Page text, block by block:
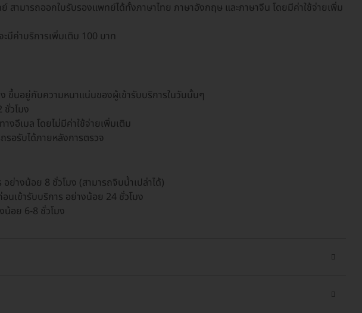
สามารถออกใบรับรองแพทย์ได้ทั้งภาษาไทย ภาษาอังกฤษ และภาษาจีน โดยมีค่าใช้จ่ายเพิ่ม
มีค่าบริการเพิ่มเติม 100 บาท
ง ขึ้นอยู่กับความหนาแน่นของผู้เข้ารับบริการในวันนั้นๆ
ชั่วโมง
งอีเมล โดยไม่มีค่าใช้จ่ายเพิ่มเติม
รอรับได้ภายหลังการตรวจ
ย่างน้อย 8 ชั่วโมง (สามารถจิบน้ำเปล่าได้)
เข้ารับบริการ อย่างน้อย 24 ชั่วโมง
อย 6-8 ชั่วโมง